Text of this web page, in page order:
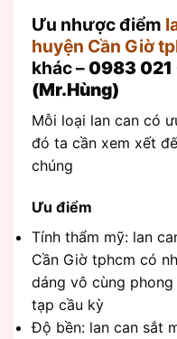
Ưu nhược điểm
huyện Cần Giờ
khác –0983 021
(Mr.Hùng)
Mỗi loại lan can có
đó ta cần xem xết
chúng
Ưu điểm
Tính thẩm mỹ: lan
Cần Giờ tphcm có
dáng vô cùng
tạp cầu kỳ
Độ bền: lan can sắt